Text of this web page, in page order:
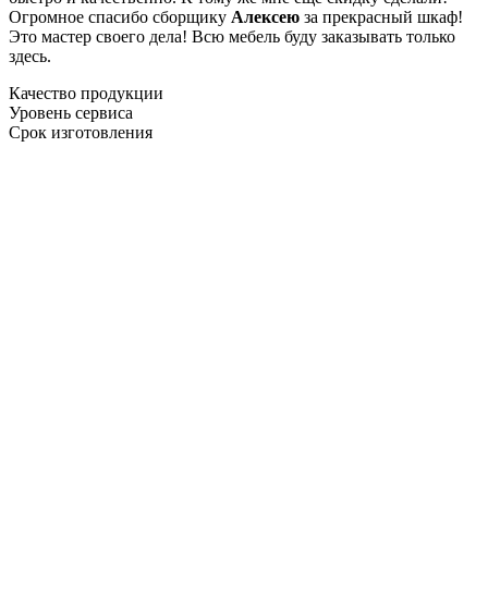
Огромное спасибо сборщику Алексею за прекрасный шкаф!
Это мастер своего дела! Всю мебель буду заказывать только
здесь.
Качество продукции
Уровень сервиса
Срок изготовления